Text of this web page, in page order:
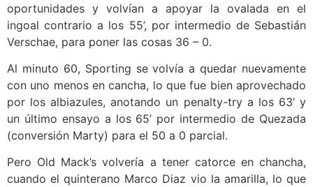
oportunidades y volvían a apoyar la ovalada en el
ingoal contrario a los 55’, por intermedio de Sebastián
Verschae, para poner las cosas 36 – 0.
Al minuto 60, Sporting se volvía a quedar nuevamente
con uno menos en cancha, lo que fue bien aprovechado
por los albiazules, anotando un penalty-try a los 63’ y
un último ensayo a los 65’ por intermedio de Quezada
(conversión Marty) para el 50 a 0 parcial.
Pero Old Mack’s volvería a tener catorce en chancha,
cuando el quinterano Marco Diaz vio la amarilla, lo que